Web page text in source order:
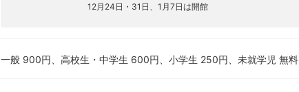
12月24日・31日、1月7日は開館
一般 900円、高校生・中学生 600円、小学生 250円、未就学児 無料